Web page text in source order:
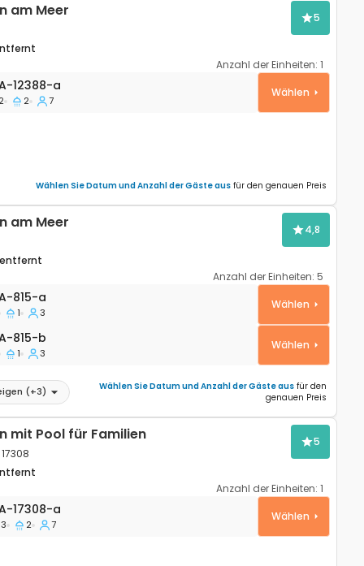
am Meer 5
Anzahl der Einheiten: 1
Kampor, Rab A-12388-a
12388-a
2 2 7
Wählen
Wählen Sie Datum und Anzahl der Gäste aus für den genauen Preis
am Meer 4,8
Anzahl der Einheiten: 5
Tisno, Murter A-815-a
815-a
1 3
Wählen
815-b
815-b
1 3
Wählen
(+3) Wählen Sie Datum und Anzahl der Gäste aus für den
genauen Preis
mit Pool für Familien 5
Anzahl der Einheiten: 1
Sustjepan, Dubrovnik A-17308-a
17308-a
3 2 7
Wählen